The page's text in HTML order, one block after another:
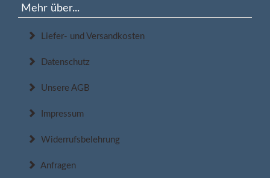
Mehr über...
Liefer- und Versandkosten
Datenschutz
Unsere AGB
Impressum
Widerrufsbelehrung
Anfragen